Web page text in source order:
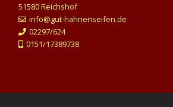
51580 Reichshof
info@gut-hahnenseifen.de
02297/624
0151/17389738